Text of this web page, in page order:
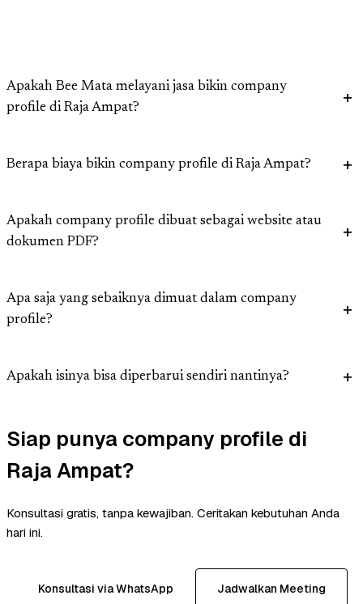
Apakah Bee Mata melayani jasa bikin company
profile di Raja Ampat?
Berapa biaya bikin company profile di Raja Ampat?
Apakah company profile dibuat sebagai website atau
dokumen PDF?
Apa saja yang sebaiknya dimuat dalam company
profile?
Apakah isinya bisa diperbarui sendiri nantinya?
Siap punya company profile di
Raja Ampat?
Konsultasi gratis, tanpa kewajiban. Ceritakan kebutuhan Anda
hari ini.
Konsultasi via WhatsApp Jadwalkan Meeting